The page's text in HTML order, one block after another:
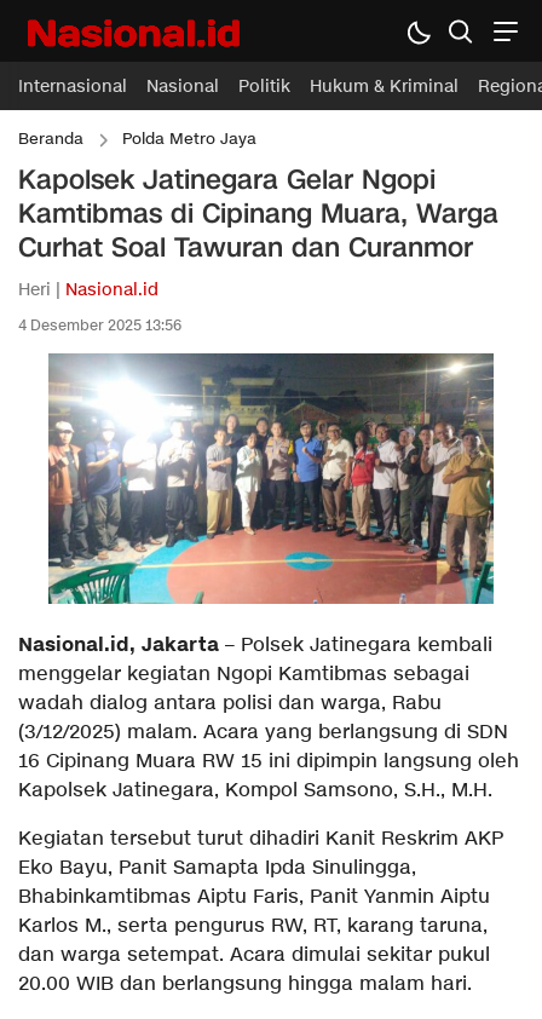
Internasional Nasional Politik Hukum & Kriminal
Beranda Polda Metro Jaya
Kapolsek Jatinegara Gelar Ngopi
Kamtibmas di Cipinang Muara, Warga
Curhat Soal Tawuran dan Curanmor
Heri | Nasional.id
4 Desember 2025 13:56
Nasional.id, Jakarta – Polsek Jatinegara kembali
menggelar kegiatan Ngopi Kamtibmas sebagai
wadah dialog antara polisi dan warga, Rabu
(3/12/2025) malam. Acara yang berlangsung di SDN
16 Cipinang Muara RW 15 ini dipimpin langsung oleh
Kapolsek Jatinegara, Kompol Samsono, S.H., M.H.
Kegiatan tersebut turut dihadiri Kanit Reskrim AKP
Eko Bayu, Panit Samapta Ipda Sinulingga,
Bhabinkamtibmas Aiptu Faris, Panit Yanmin Aiptu
Karlos M., serta pengurus RW, RT, karang taruna,
dan warga setempat. Acara dimulai sekitar pukul
20.00 WIB dan berlangsung hingga malam hari.